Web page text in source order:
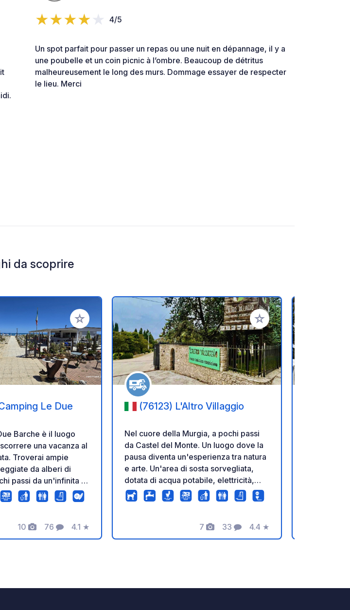
4/5
Un spot parfait pour passer un repas ou une nuit en dépannage, il y a
une poubelle et un coin picnic à l’ombre. Beaucoup de détritus
malheureusement le long des murs. Dommage essayer de respecter
le lieu. Merci
da scoprire
Aggiungi ai tuoi preferiti
Le Due
Barche è il luogo
una vacanza al
da alberi di
passi da un'infinita e
di sabbia
immerso nella
nostro sito oppure
e prenota subito la
10
Foto
76
Commenti
4.1
Valutazione
★
Aggiungi ai tuoi preferiti
(76123) L'Altro Villaggio
Nel cuore della Murgia, a pochi passi
da Castel del Monte. Un luogo dove la
pausa diventa un'esperienza tra natura
e arte. Un'area di sosta sorvegliata,
dotata di acqua potabile, elettricità,
scarico e docce. Il castello è
raggiungibile in 10 minuti a piedi o con
7
Foto
33
Commenti
4.4
Valutazione
★